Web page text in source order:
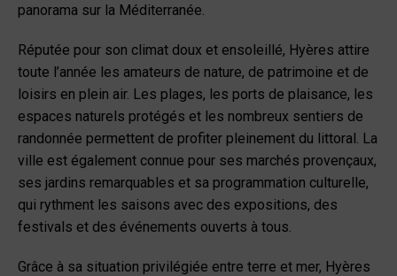
panorama sur la Méditerranée.
Réputée pour son climat doux et ensoleillé, Hyères attire
toute l’année les amateurs de nature, de patrimoine et de
loisirs en plein air. Les plages, les ports de plaisance, les
espaces naturels protégés et les nombreux sentiers de
randonnée permettent de profiter pleinement du littoral. La
ville est également connue pour ses marchés provençaux,
ses jardins remarquables et sa programmation culturelle,
qui rythment les saisons avec des expositions, des
festivals et des événements ouverts à tous.
Grâce à sa situation privilégiée entre terre et mer, Hyères